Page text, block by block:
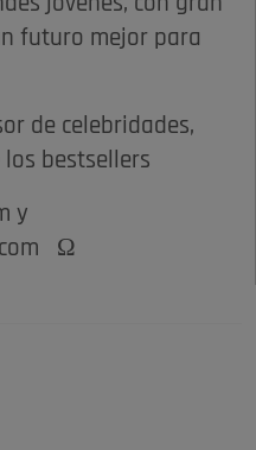
futuro mejor para
de celebridades,
bestsellers
y
Ω